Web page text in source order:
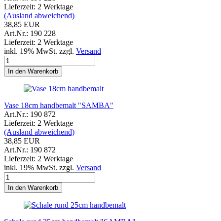
Lieferzeit: 2 Werktage
(Ausland abweichend)
38,85 EUR
Art.Nr.: 190 228
Lieferzeit: 2 Werktage
inkl. 19% MwSt. zzgl. Versand
In den Warenkorb
Vase 18cm handbemalt "SAMBA"
Art.Nr.: 190 872
Lieferzeit: 2 Werktage
(Ausland abweichend)
38,85 EUR
Art.Nr.: 190 872
Lieferzeit: 2 Werktage
inkl. 19% MwSt. zzgl. Versand
In den Warenkorb